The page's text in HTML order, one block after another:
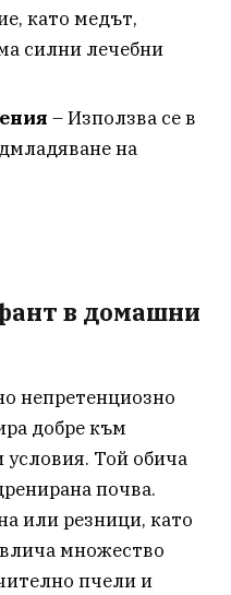
като медът,
силни лечебни
– Използва се в
на
в домашни
непретенциозно
добре към
Той обича
почва.
или резници, като
множество
пчели и